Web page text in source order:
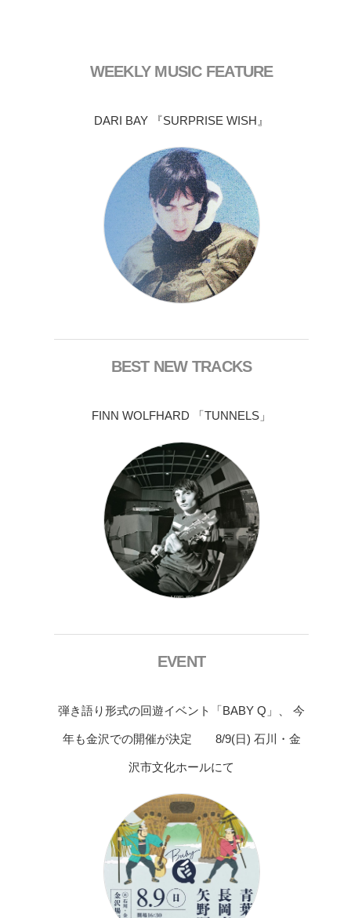
WEEKLY MUSIC FEATURE
DARI BAY 『SURPRISE WISH』
BEST NEW TRACKS
FINN WOLFHARD 「TUNNELS」
EVENT
弾き語り形式の回遊イベント「BABY Q」、 今
年も金沢での開催が決定 8/9(日) 石川・金
沢市文化ホールにて